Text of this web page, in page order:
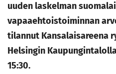
uuden laskelman
vapaaehtoistoiminnan
tilannut Kansalaisareena
Helsingin
15:30.